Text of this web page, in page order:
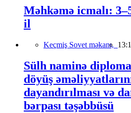
Məhkəmə icmalı:
il
Keçmiş Sovet məkanı,
Sülh naminə
döyüş
dayandırılması və
bərpası təşəbbüsü